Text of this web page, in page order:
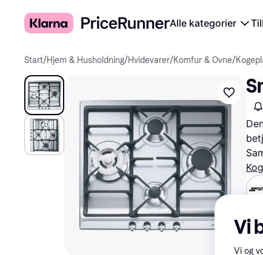
Alle kategorier
Start/Hjem & Husholdning/Hvidevarer/Komfur & Ovne/
Vi
Vi og